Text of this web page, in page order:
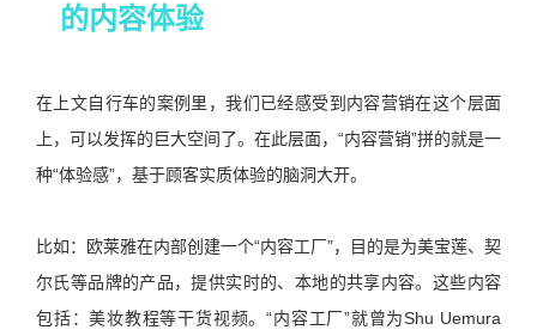
的内容体验
在上文自行车的案例里，我们已经感受到内容营销在这个层面
上，可以发挥的巨大空间了。在此层面，“内容营销”拼的就是一
种“体验感”，基于顾客实质体验的脑洞大开。
比如：欧莱雅在内部创建一个“内容工厂”，目的是为美宝莲、契
尔氏等品牌的产品，提供实时的、本地的共享内容。这些内容
包括：美妆教程等干货视频。“内容工厂”就曾为Shu Uemura